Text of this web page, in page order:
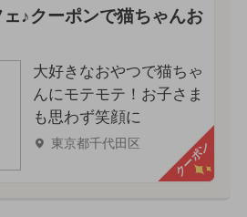
♪クーポンで猫ちゃんお
大好きなおやつで猫ちゃ
んにモテモテ！お子さま
も思わず笑顔に
東京都千代田区 クーポン